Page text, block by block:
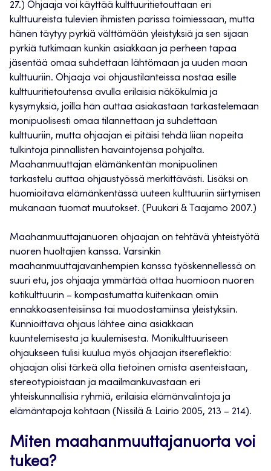
27.) Ohjaaja voi käyttää kulttuuritietouttaan eri
kulttuureista tulevien ihmisten parissa toimiessaan, mutta
hänen täytyy pyrkiä välttämään yleistyksiä ja sen sijaan
pyrkiä tutkimaan kunkin asiakkaan ja perheen tapaa
jäsentää omaa suhdettaan lähtömaan ja uuden maan
kulttuuriin. Ohjaaja voi ohjaustilanteissa nostaa esille
kulttuuritietoutensa avulla erilaisia näkökulmia ja
kysymyksiä, joilla hän auttaa asiakastaan tarkastelemaan
monipuolisesti omaa tilannettaan ja suhdettaan
kulttuuriin, mutta ohjaajan ei pitäisi tehdä liian nopeita
tulkintoja pinnallisten havaintojensa pohjalta.
Maahanmuuttajan elämänkentän monipuolinen
tarkastelu auttaa ohjaustyössä merkittävästi. Lisäksi on
huomioitava elämänkentässä uuteen kulttuuriin siirtymisen
mukanaan tuomat muutokset. (Puukari & Taajamo 2007.)
Maahanmuuttajanuoren ohjaajan on tehtävä yhteistyötä
nuoren huoltajien kanssa. Varsinkin
maahanmuuttajavanhempien kanssa työskennellessä on
suuri etu, jos ohjaaja ymmärtää ottaa huomioon nuoren
kotikulttuurin – kompastumatta kuitenkaan omiin
ennakkoasenteisiinsa tai muodostamiinsa yleistyksiin.
Kunnioittava ohjaus lähtee aina asiakkaan
kuuntelemisesta ja kuulemisesta. Monikulttuuriseen
ohjaukseen tulisi kuulua myös ohjaajan itsereflektio:
ohjaajan olisi tärkeä olla tietoinen omista asenteistaan,
stereotypioistaan ja maailmankuvastaan eri
yhteiskunnallisia ryhmiä, erilaisia elämänvalintoja ja
elämäntapoja kohtaan (Nissilä & Lairio 2005, 213 – 214).
Miten maahanmuuttajanuorta voi
tukea?